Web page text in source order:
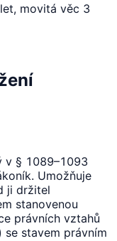
movitá věc 3
v § 1089–1093
Umožňuje
ji držitel
stanovenou
právních vztahů
stavem právním